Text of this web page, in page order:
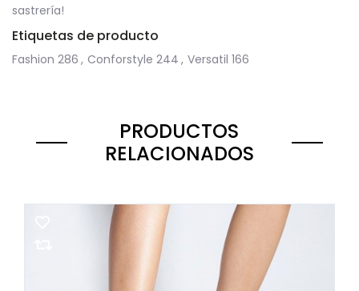
sastrería!
Etiquetas de producto
Fashion 286 , Conforstyle 244 , Versatil 166
PRODUCTOS
RELACIONADOS